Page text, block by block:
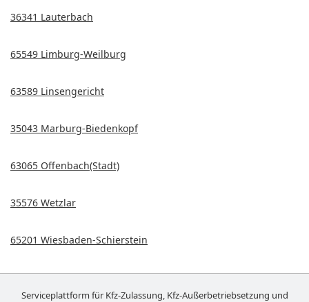
36341 Lauterbach
65549 Limburg-Weilburg
63589 Linsengericht
35043 Marburg-Biedenkopf
63065 Offenbach(Stadt)
35576 Wetzlar
65201 Wiesbaden-Schierstein
Serviceplattform für Kfz-Zulassung, Kfz-Außerbetriebsetzung und